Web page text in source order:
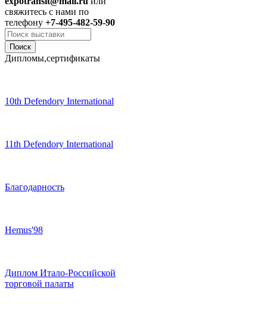
свяжитесь с нами по
телефону +7-495-482-59-90
Дипломы,сертификаты
10th Defendory International
11th Defendory International
Благодарность
Hemus'98
Диплом Итало-Российской
торговой палаты